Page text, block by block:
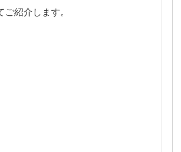
紹介します。